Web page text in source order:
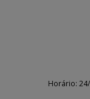
Horário: